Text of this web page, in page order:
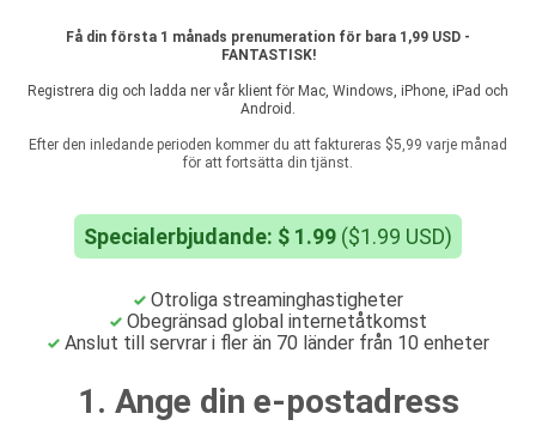
Få din första 1 månads prenumeration för bara 1,99 USD -
FANTASTISK!
Registrera dig och ladda ner vår klient för Mac, Windows, iPhone, iPad och
Android.
Efter den inledande perioden kommer du att faktureras $5,99 varje månad
för att fortsätta din tjänst.
Specialerbjudande: $ 1.99 ($1.99 USD)
Otroliga streaminghastigheter
Obegränsad global internetåtkomst
Anslut till servrar i fler än 70 länder från 10 enheter
1. Ange din e-postadress